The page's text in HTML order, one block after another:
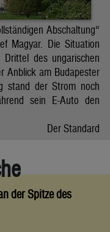
Abschaltung“
Magyar. Die Situation
des ungarischen
Anblick am Budapester
stand der Strom noch
sein E-Auto den
Der Standard
der Spitze des